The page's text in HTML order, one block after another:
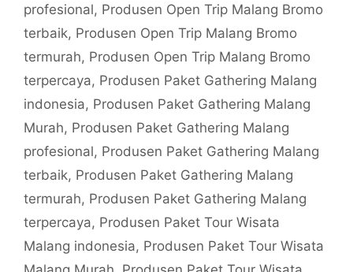
profesional, Produsen Open Trip Malang Bromo
terbaik, Produsen Open Trip Malang Bromo
termurah, Produsen Open Trip Malang Bromo
terpercaya, Produsen Paket Gathering Malang
indonesia, Produsen Paket Gathering Malang
Murah, Produsen Paket Gathering Malang
profesional, Produsen Paket Gathering Malang
terbaik, Produsen Paket Gathering Malang
termurah, Produsen Paket Gathering Malang
terpercaya, Produsen Paket Tour Wisata
Malang indonesia, Produsen Paket Tour Wisata